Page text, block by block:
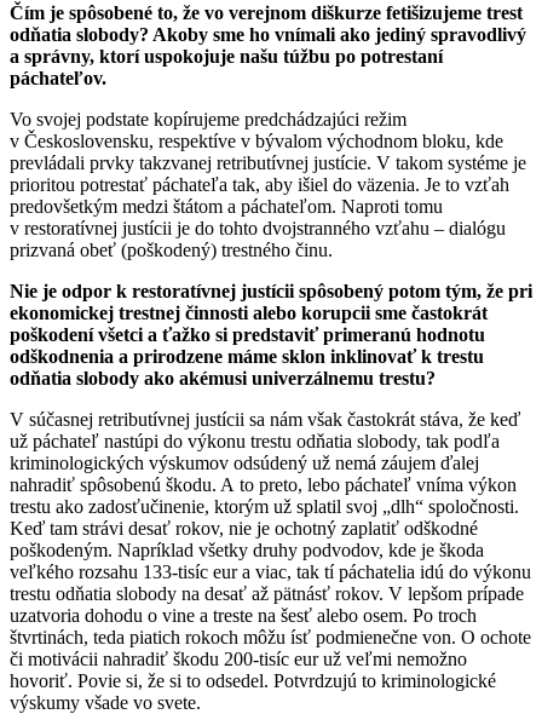
Čím je spôsobené to, že vo verejnom diškurze fetišizujeme trest
odňatia slobody? Akoby sme ho vnímali ako jediný spravodlivý
a správny, ktorí uspokojuje našu túžbu po potrestaní
páchateľov.
Vo svojej podstate kopírujeme predchádzajúci režim
v Československu, respektíve v bývalom východnom bloku, kde
prevládali prvky takzvanej retributívnej justície. V takom systéme je
prioritou potrestať páchateľa tak, aby išiel do väzenia. Je to vzťah
predovšetkým medzi štátom a páchateľom. Naproti tomu
v restoratívnej justícii je do tohto dvojstranného vzťahu – dialógu
prizvaná obeť (poškodený) trestného činu.
Nie je odpor k restoratívnej justícii spôsobený potom tým, že pri
ekonomickej trestnej činnosti alebo korupcii sme častokrát
poškodení všetci a ťažko si predstaviť primeranú hodnotu
odškodnenia a prirodzene máme sklon inklinovať k trestu
odňatia slobody ako akémusi univerzálnemu trestu?
V súčasnej retributívnej justícii sa nám však častokrát stáva, že keď
už páchateľ nastúpi do výkonu trestu odňatia slobody, tak podľa
kriminologických výskumov odsúdený už nemá záujem ďalej
nahradiť spôsobenú škodu. A to preto, lebo páchateľ vníma výkon
trestu ako zadosťučinenie, ktorým už splatil svoj „dlh“ spoločnosti.
Keď tam strávi desať rokov, nie je ochotný zaplatiť odškodné
poškodeným. Napríklad všetky druhy podvodov, kde je škoda
veľkého rozsahu 133-tisíc eur a viac, tak tí páchatelia idú do výkonu
trestu odňatia slobody na desať až pätnásť rokov. V lepšom prípade
uzatvoria dohodu o vine a treste na šesť alebo osem. Po troch
štvrtinách, teda piatich rokoch môžu ísť podmienečne von. O ochote
či motivácii nahradiť škodu 200-tisíc eur už veľmi nemožno
hovoriť. Povie si, že si to odsedel. Potvrdzujú to kriminologické
výskumy všade vo svete.